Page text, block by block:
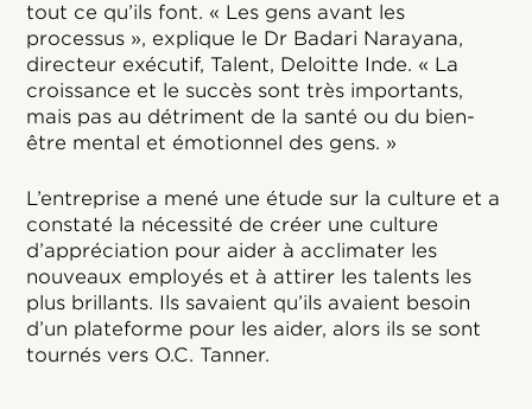
tout ce qu’ils font. « Les gens avant les
processus », explique le Dr Badari Narayana,
directeur exécutif, Talent, Deloitte Inde. « La
croissance et le succès sont très importants,
mais pas au détriment de la santé ou du bien-
être mental et émotionnel des gens. »
L’entreprise a mené une étude sur la culture et a
constaté la nécessité de créer une culture
d’appréciation pour aider à acclimater les
nouveaux employés et à attirer les talents les
plus brillants. Ils savaient qu’ils avaient besoin
d’un plateforme pour les aider, alors ils se sont
tournés vers O.C. Tanner.